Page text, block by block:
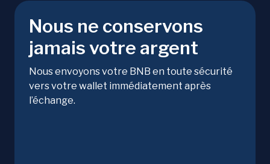
Nous ne conservons
jamais votre argent
Nous envoyons votre BNB en toute sécurité
vers votre wallet immédiatement après
l’échange.